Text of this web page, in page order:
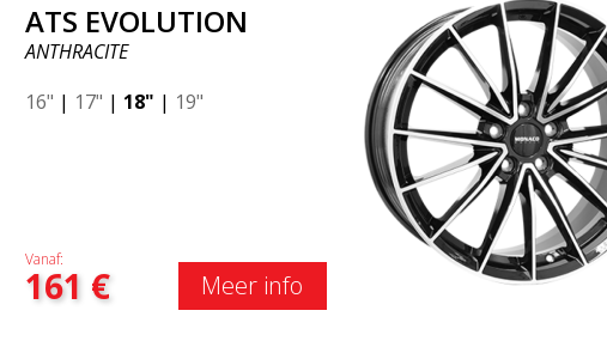
ATS EVOLUTION
ANTHRACITE
16" | 17" | 18" | 19"
Vanaf:
161 € Meer info